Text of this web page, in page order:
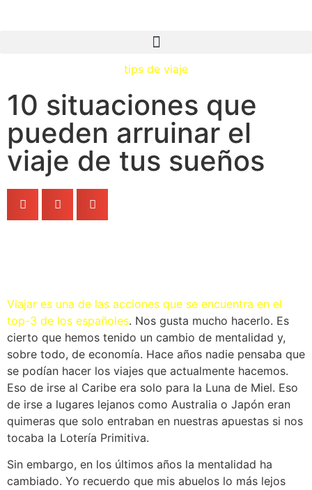
tips de viaje
10 situaciones que
pueden arruinar el
viaje de tus sueños
Viajar es una de las acciones que se encuentra en el
top-3 de los españoles. Nos gusta mucho hacerlo. Es
cierto que hemos tenido un cambio de mentalidad y,
sobre todo, de economía. Hace años nadie pensaba que
se podían hacer los viajes que actualmente hacemos.
Eso de irse al Caribe era solo para la Luna de Miel. Eso
de irse a lugares lejanos como Australia o Japón eran
quimeras que solo entraban en nuestras apuestas si nos
tocaba la Lotería Primitiva.
Sin embargo, en los últimos años la mentalidad ha
cambiado. Yo recuerdo que mis abuelos lo más lejos